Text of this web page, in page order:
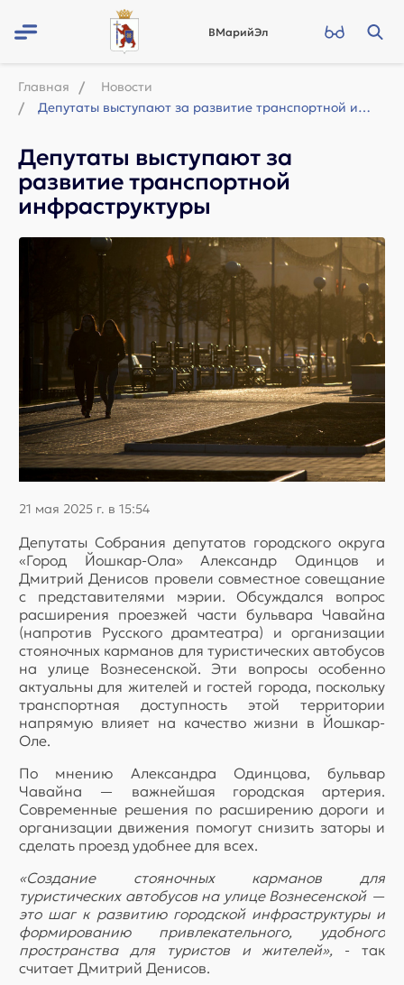
ВМарийЭл
Главная
Новости
Депутаты выступают за развитие транспортной инфраструктуры
Депутаты выступают за
развитие транспортной
инфраструктуры
21 мая 2025 г. в 15:54
Депутаты Собрания депутатов городского округа
«Город Йошкар-Ола» Александр Одинцов и
Дмитрий Денисов провели совместное совещание
с представителями мэрии. Обсуждался вопрос
расширения проезжей части бульвара Чавайна
(напротив Русского драмтеатра) и организации
стояночных карманов для туристических автобусов
на улице Вознесенской. Эти вопросы особенно
актуальны для жителей и гостей города, поскольку
транспортная доступность этой территории
напрямую влияет на качество жизни в Йошкар-
Оле.
По мнению Александра Одинцова, бульвар
Чавайна — важнейшая городская артерия.
Современные решения по расширению дороги и
организации движения помогут снизить заторы и
сделать проезд удобнее для всех.
«Создание стояночных карманов для
туристических автобусов на улице Вознесенской —
это шаг к развитию городской инфраструктуры и
формированию привлекательного, удобного
пространства для туристов и жителей», - так
считает Дмитрий Денисов.